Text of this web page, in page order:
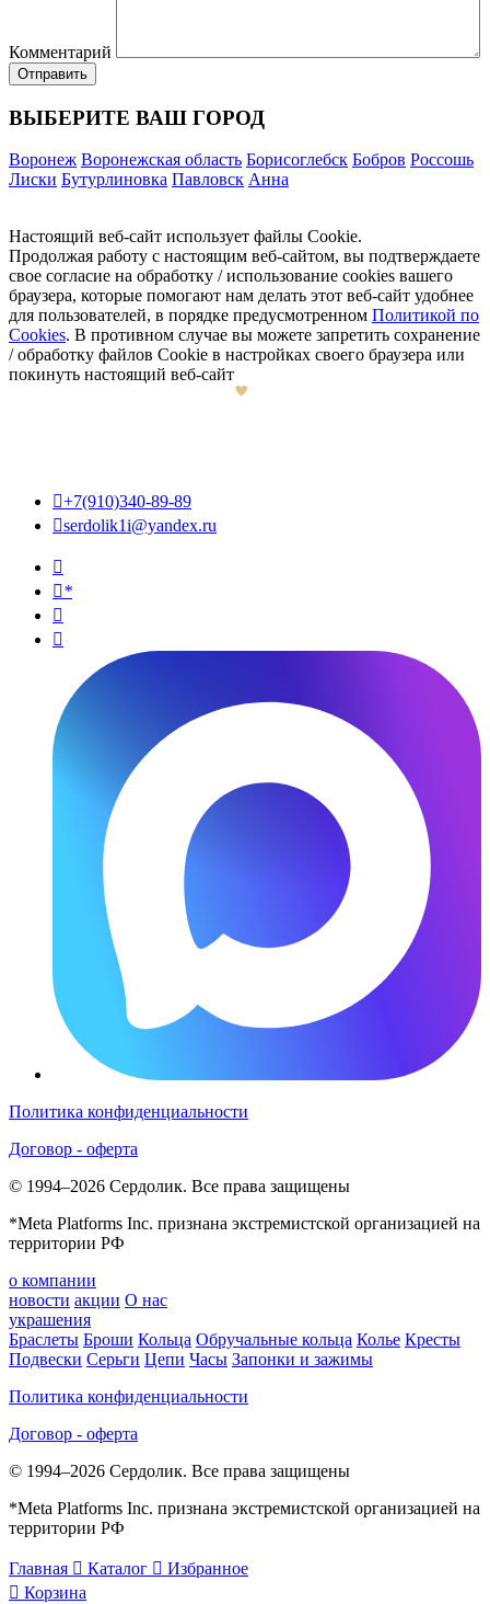
Комментарий
ВЫБЕРИТЕ ВАШ ГОРОД
Воронеж Воронежская область Борисоглебск Бобров Россошь
Лиски Бутурлиновка Павловск Анна
Настоящий веб-сайт использует файлы Cookie.
Продолжая работу с настоящим веб-сайтом, вы подтверждаете
свое согласие на обработку / использование cookies вашего
браузера, которые помогают нам делать этот веб-сайт удобнее
для пользователей, в порядке предусмотренном Политикой по
Cookies. В противном случае вы можете запретить сохранение
/ обработку файлов Cookie в настройках своего браузера или
покинуть настоящий веб-сайт
+7(910)340-89-89
serdolik1i@yandex.ru

*


Политика конфиденциальности
Договор - оферта
© 1994–2026 Сердолик. Все права защищены
*Meta Platforms Inc. признана экстремистской организацией на
территории РФ
о компании
новости акции О нас
украшения
Браслеты Броши Кольца Обручальные кольца Колье Кресты
Подвески Серьги Цепи Часы Запонки и зажимы
Политика конфиденциальности
Договор - оферта
© 1994–2026 Сердолик. Все права защищены
*Meta Platforms Inc. признана экстремистской организацией на
территории РФ
Главная  Каталог  Избранное
 Корзина